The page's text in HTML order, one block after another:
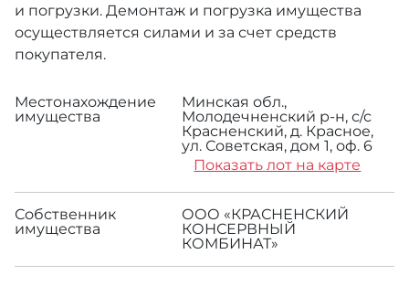
и погрузки. Демонтаж и погрузка имущества
осуществляется силами и за счет средств
покупателя.
Местонахождение
имущества
Минская обл.,
Молодечненский р-н, с/с
Красненский, д. Красное,
ул. Советская, дом 1, оф. 6
Показать лот на карте
Собственник
имущества
ООО «КРАСНЕНСКИЙ
КОНСЕРВНЫЙ
КОМБИНАТ»